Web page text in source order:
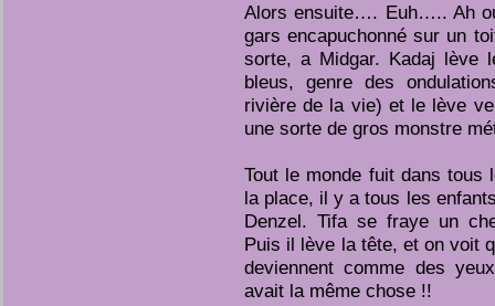
Alors ensuite…. Euh….. Ah
gars encapuchonné sur un
sorte, a Midgar. Kadaj lève
bleus, genre des
rivière de la vie) et le lève
une sorte de gros monstre
Tout le monde fuit dans tous
la place, il y a tous les
Denzel. Tifa se fraye un
Puis il lève la tête, et on voit
deviennent comme des
avait la même chose !!